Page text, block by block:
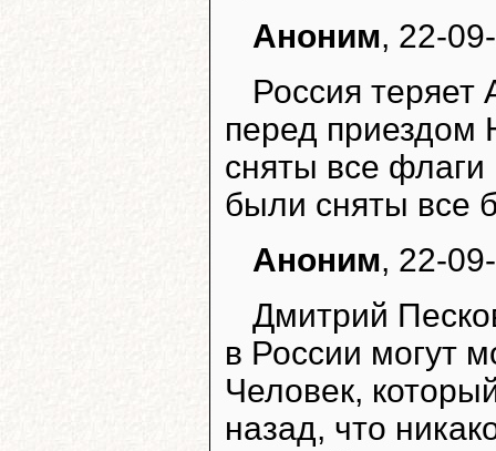
Аноним, 22-
Россия
перед
сняты все
были сняты все
Аноним, 22-
Дмитрий
в России могут
Человек,
назад, что